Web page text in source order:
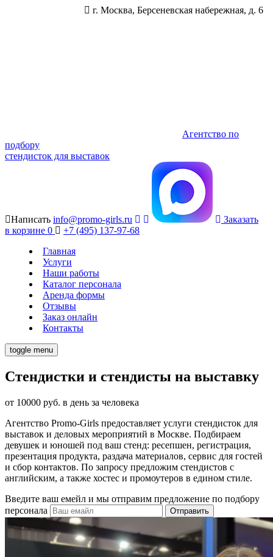
г. Москва, Берсеневская набережная, д. 6
Агентство по
подбору
стендисток для выставок
Написать info@promo-girls.ru
Заказать
в корзине 0
+7 (495) 137-97-68
Главная
Услуги
Наши работы
Каталог персонала
Аренда формы
Отзывы
Заказ онлайн
Контакты
toggle menu
Стендистки и стендисты на выставку
от 10000 руб. в день за человека
Агентство Promo-Girls предоставляет услуги стендисток для
выставок и деловых мероприятий в Москве. Подбираем
девушек и юношей под ваш стенд: ресепшен, регистрация,
презентация продукта, раздача материалов, сервис для гостей
и сбор контактов. По запросу предложим стендистов с
английским, а также хостес и промоутеров в едином стиле.
Введите ваш емейл и мы отправим предложение по подбору
персонала